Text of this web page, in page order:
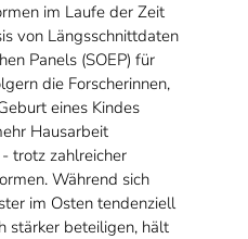
im Laufe der Zeit
von Längsschnittdaten
Panels (SOEP) für
die Forscherinnen,
eines Kindes
Hausarbeit
trotz zahlreicher
Während sich
im Osten tendenziell
stärker beteiligen, hält